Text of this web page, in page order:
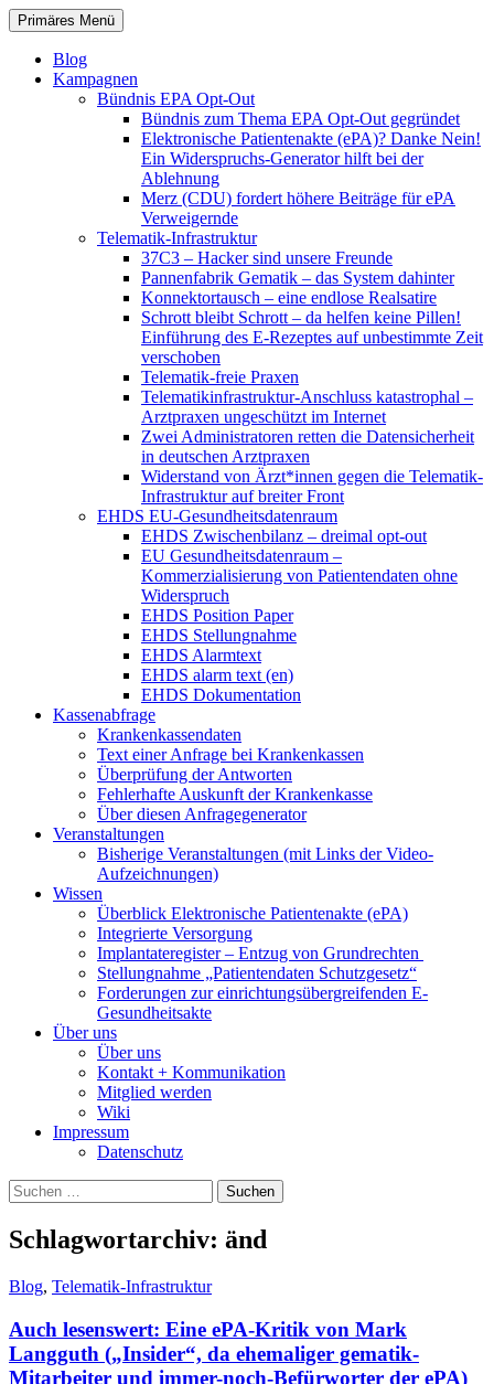
Zum
Inhalt
springen
patientenrechte-datenschutz.de
Suchen
Primäres Menü
Blog
Kampagnen
Bündnis EPA Opt-Out
Bündnis zum Thema EPA Opt-Out gegründet
Elektronische Patientenakte (ePA)? Danke Nein!
Ein Widerspruchs-Generator hilft bei der
Ablehnung
Merz (CDU) fordert höhere Beiträge für ePA
Verweigernde
Telematik-Infrastruktur
37C3 – Hacker sind unsere Freunde
Pannenfabrik Gematik – das System dahinter
Konnektortausch – eine endlose Realsatire
Schrott bleibt Schrott – da helfen keine Pillen!
Einführung des E-Rezeptes auf unbestimmte Zeit
verschoben
Telematik-freie Praxen
Telematikinfrastruktur-Anschluss katastrophal –
Arztpraxen ungeschützt im Internet
Zwei Administratoren retten die Datensicherheit
in deutschen Arztpraxen
Widerstand von Ärzt*innen gegen die Telematik-
Infrastruktur auf breiter Front
EHDS EU-Gesundheitsdatenraum
EHDS Zwischenbilanz – dreimal opt-out
EU Gesundheitsdatenraum –
Kommerzialisierung von Patientendaten ohne
Widerspruch
EHDS Position Paper
EHDS Stellungnahme
EHDS Alarmtext
EHDS alarm text (en)
EHDS Dokumentation
Kassenabfrage
Krankenkassendaten
Text einer Anfrage bei Krankenkassen
Überprüfung der Antworten
Fehlerhafte Auskunft der Krankenkasse
Über diesen Anfragegenerator
Veranstaltungen
Bisherige Veranstaltungen (mit Links der Video-
Aufzeichnungen)
Wissen
Überblick Elektronische Patientenakte (ePA)
Integrierte Versorgung
Implantateregister – Entzug von Grundrechten
Stellungnahme „Patientendaten Schutzgesetz“
Forderungen zur einrichtungsübergreifenden E-
Gesundheitsakte
Über uns
Über uns
Kontakt + Kommunikation
Mitglied werden
Wiki
Impressum
Datenschutz
Suchen
nach:
Schlagwortarchiv: änd
Blog, Telematik-Infrastruktur
Auch lesenswert: Eine ePA-Kritik von Mark
Langguth („Insider“, da ehemaliger gematik-
Mitarbeiter und immer-noch-Befürworter der ePA)